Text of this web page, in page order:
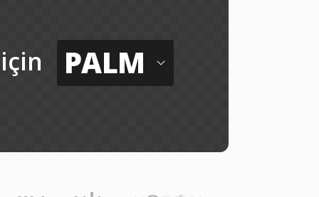
için PALM